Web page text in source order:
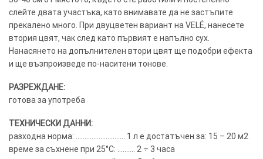
слейте двата участъка, като внимавате да не застъпите
прекалено много. При двуцветен вариант на VELÉ, нанесете
втория цвят, чак след като първият е напълно сух.
Нанасянето на допълнителен втори цвят ще подобри ефекта
и ще възпроизведе по-наситени тонове.
РАЗРЕЖДАНЕ:
готова за употреба
ТЕХНИЧЕСКИ ДАННИ:
разходна норма: ………………………. 1 л е достатъчен за: 15 – 20 м2
време за съхнене при 25°C: ………. 2 ÷ 3 часа